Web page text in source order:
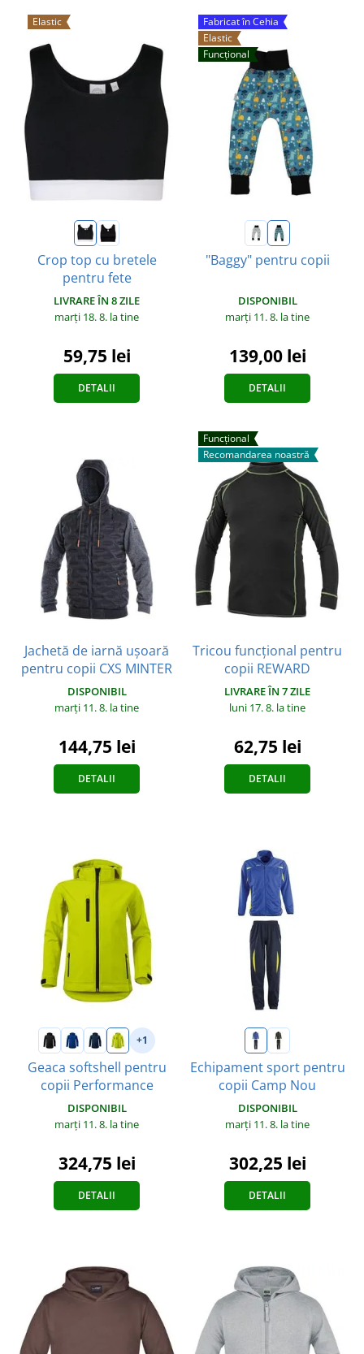
Elastic
Crop top cu bretele
pentru fete
LIVRARE ÎN 8 ZILE
marți 18. 8. la tine
59,75 lei
DETALII
Fabricat în Cehia
Elastic
Funcțional
"Baggy" pentru copii
DISPONIBIL
marți 11. 8. la tine
139,00 lei
DETALII
Jachetă de iarnă ușoară
pentru copii CXS MINTER
DISPONIBIL
marți 11. 8. la tine
144,75 lei
DETALII
Funcțional
Recomandarea noastră
Tricou funcțional pentru
copii REWARD
LIVRARE ÎN 7 ZILE
luni 17. 8. la tine
62,75 lei
DETALII
+1
Geaca softshell pentru
copii Performance
DISPONIBIL
marți 11. 8. la tine
324,75 lei
DETALII
Echipament sport pentru
copii Camp Nou
DISPONIBIL
marți 11. 8. la tine
302,25 lei
DETALII